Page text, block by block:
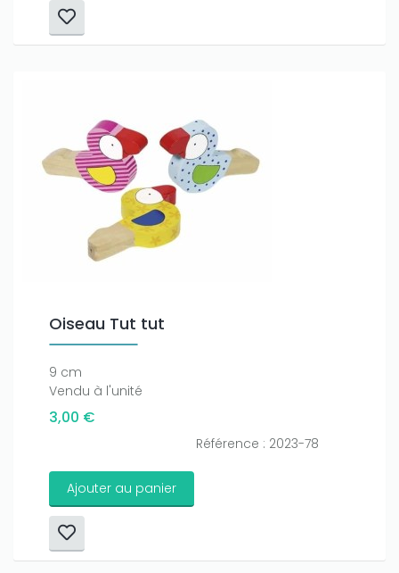
Oiseau Tut tut
9 cm
Vendu à l'unité
3,00 €
Référence : 2023-78
Ajouter au panier